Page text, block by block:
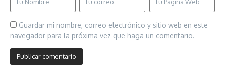
Guardar mi nombre, correo electrónico y sitio web en este
navegador para la próxima vez que haga un comentario.